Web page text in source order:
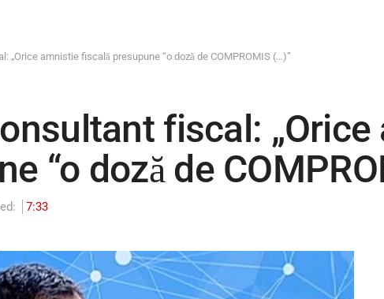
„Orice amnistie fiscală presupune “o doză de COMPROMIS (…)”
fiscal:
“o doză de
7:33